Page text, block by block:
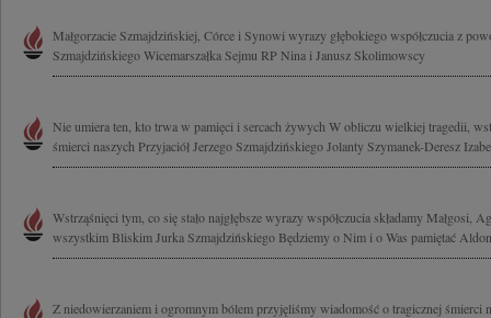
Małgorzacie Szmajdzińskiej, Córce i Synowi wyrazy głębokiego współczucia z
Szmajdzińskiego Wicemarszałka Sejmu RP Nina i Janusz Skolimowscy
Nie umiera ten, kto trwa w pamięci i sercach żywych W obliczu wielkiej tragedii,
śmierci naszych Przyjaciół Jerzego Szmajdzińskiego Jolanty Szymanek-Deresz
Wstrząśnięci tym, co się stało najgłębsze wyrazy współczucia składamy Małgosi,
wszystkim Bliskim Jurka Szmajdzińskiego Będziemy o Nim i o Was pamiętać
Z niedowierzaniem i ogromnym bólem przyjęliśmy wiadomość o tragicznej śmierci